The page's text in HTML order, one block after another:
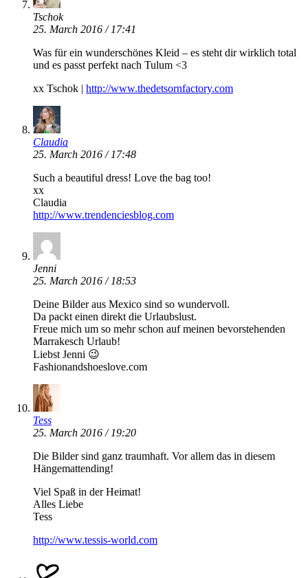
Tschok
25. March 2016 / 17:41
Was für ein wunderschönes Kleid – es steht dir wirklich total
und es passt perfekt nach Tulum <3
xx Tschok | http://www.thedetsornfactory.com
Claudia
25. March 2016 / 17:48
Such a beautiful dress! Love the bag too!
xx
Claudia
http://www.trendenciesblog.com
Jenni
25. March 2016 / 18:53
Deine Bilder aus Mexico sind so wundervoll.
Da packt einen direkt die Urlaubslust.
Freue mich um so mehr schon auf meinen bevorstehenden
Marrakesch Urlaub!
Liebst Jenni 😉
Fashionandshoeslove.com
Tess
25. March 2016 / 19:20
Die Bilder sind ganz traumhaft. Vor allem das in diesem
Hängemattending!
Viel Spaß in der Heimat!
Alles Liebe
Tess
http://www.tessis-world.com